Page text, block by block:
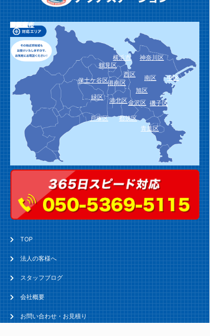
横浜市
鶴見区
神奈川区
西区 中区
南区
港南区
保土ケ谷区
旭区
磯子区
金沢区
港北区
緑区
青葉区
都筑区
戸塚区
栄区
泉区
瀬谷区
川崎市
川崎区
幸区
中原区
高津区
宮前区
多摩区
麻生区
横須賀市
鎌倉市
逗子市
三浦市
葉山町
相模原市
緑区
中央区
南区
厚木市
大和市
海老名市
座間市
綾瀬市
愛川町
平塚市
藤沢市
茅ヶ崎市
秦野市
伊勢原市
寒川町
大磯町
二宮町
小田原市
南足柄市
中井町
大井町
松田町
山北町
開成町
箱根町
真鶴町
湯河原町
TOP
法人の客様へ
スタッフブログ
会社概要
お問い合わせ・お見積り